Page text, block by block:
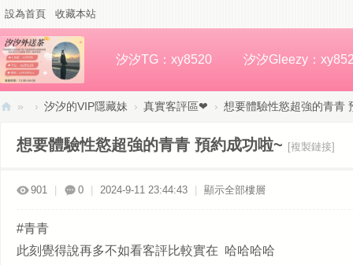
設為首頁 收藏本站
汐汐TG：xy8520 汐汐Gleezy：
» › 汐汐的VIP隱藏妹 › 真實客評區❤ › 想要體驗性慾超強的青青
想要體驗性慾超強的青青 預約成功啦~ [複製鏈接]
901 0 2024-9-11 23:44:43 顯示全部樓層
#青青
此刻覺得說再多不如看客評比較實在 哈哈哈哈